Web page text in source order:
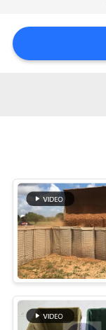
품
저
희
와
연
락